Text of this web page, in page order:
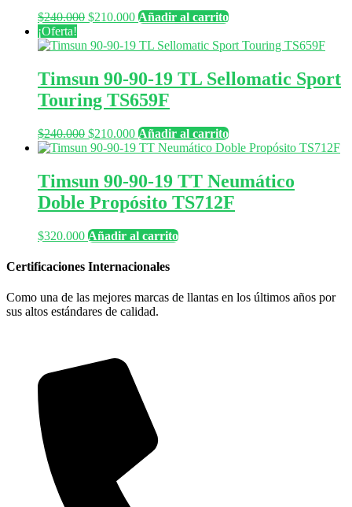
$240.000 El
original
$240.000.
$210.000El
actual
$210.000.
Añadir al carrito
¡Oferta!
Timsun 90-90-19 TL Sellomatic Sport
Touring TS659F
$240.000 El
precio
era:
$240.000.
$210.000El
precio
es:
$210.000.
Añadir al carrito
Timsun 90-90-19 TT Neumático
Doble Propósito TS712F
$320.000 Añadir al carrito
Certificaciones Internacionales
Como una de las mejores marcas de llantas en los últimos años por
sus altos estándares de calidad.